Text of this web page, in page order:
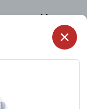
Menu